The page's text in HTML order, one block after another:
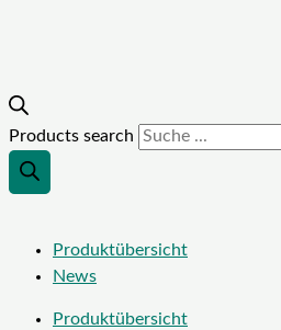
Products search
Produktübersicht
News
Produktübersicht